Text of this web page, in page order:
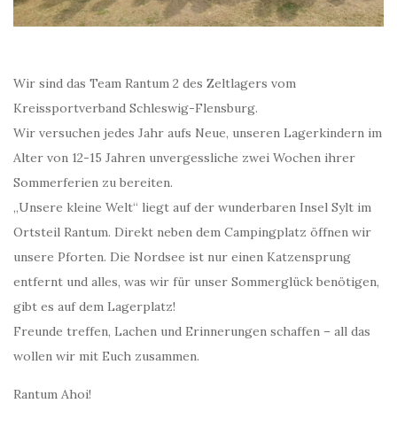
Wir sind das Team Rantum 2 des Zeltlagers vom
Kreissportverband Schleswig-Flensburg.
Wir versuchen jedes Jahr aufs Neue, unseren Lagerkindern im
Alter von 12-15 Jahren unvergessliche zwei Wochen ihrer
Sommerferien zu bereiten.
„Unsere kleine Welt“ liegt auf der wunderbaren Insel Sylt im
Ortsteil Rantum. Direkt neben dem Campingplatz öffnen wir
unsere Pforten. Die Nordsee ist nur einen Katzensprung
entfernt und alles, was wir für unser Sommerglück benötigen,
gibt es auf dem Lagerplatz!
Freunde treffen, Lachen und Erinnerungen schaffen – all das
wollen wir mit Euch zusammen.
Rantum Ahoi!